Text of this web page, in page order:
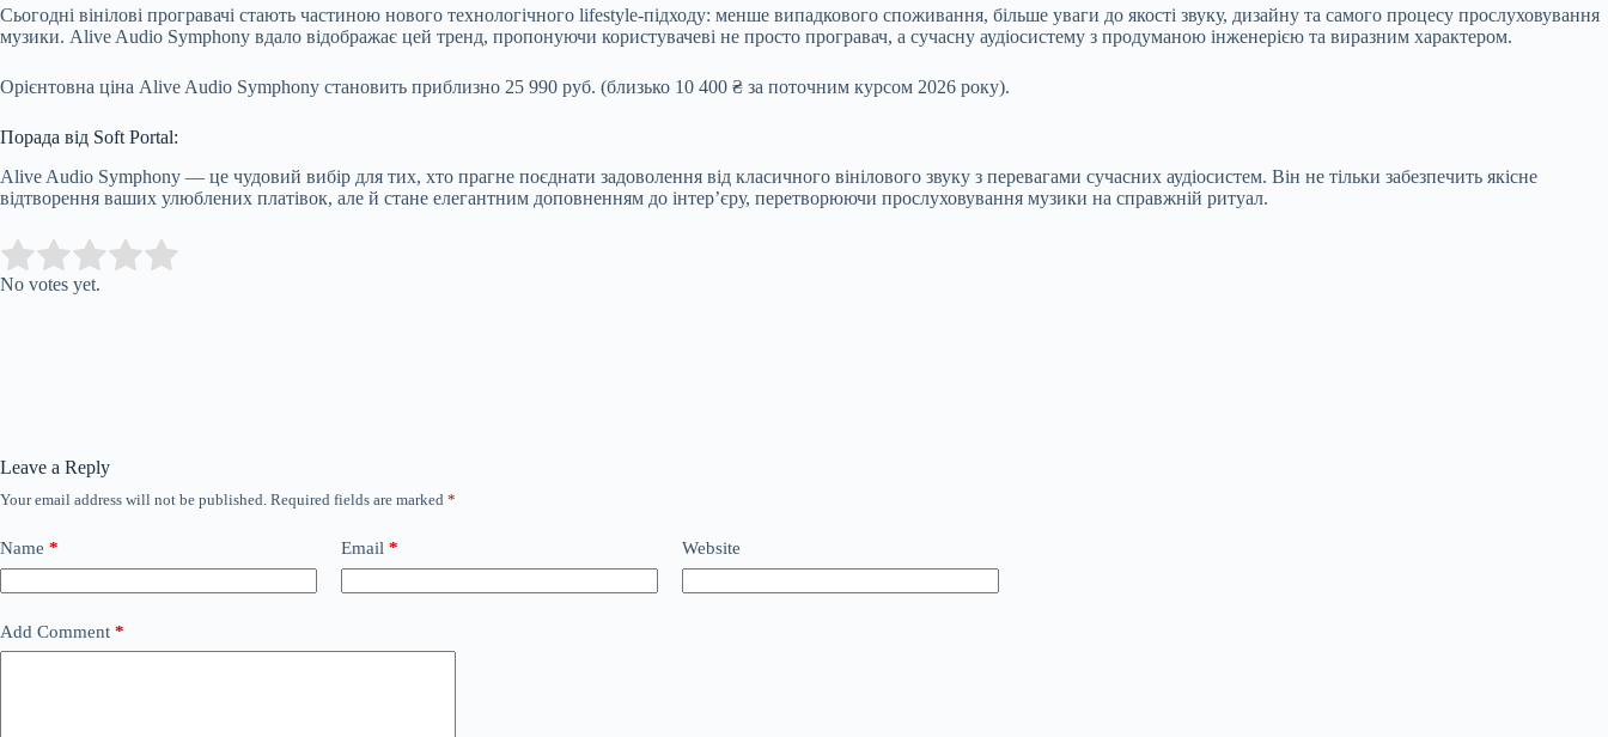
Сьогодні вінілові програвачі стають частиною нового технологічного lifestyle-підходу: менше випадкового споживання, більше уваги до якості звуку, дизайну та самого процесу прослуховування
музики. Alive Audio Symphony вдало відображає цей тренд, пропонуючи користувачеві не просто програвач, а сучасну аудіосистему з продуманою інженерією та виразним характером.
Орієнтовна ціна Alive Audio Symphony становить приблизно 25 990 руб. (близько 10 400 ₴ за поточним курсом 2026 року).
Порада від Soft Portal:
Alive Audio Symphony — це чудовий вибір для тих, хто прагне поєднати задоволення від класичного вінілового звуку з перевагами сучасних аудіосистем. Він не тільки забезпечить якісне
відтворення ваших улюблених платівок, але й стане елегантним доповненням до інтер’єру, перетворюючи прослуховування музики на справжній ритуал.
Rate this item:
No votes yet.
Leave a Reply
Your email address will not be published. Required fields are marked *
Name * Email * Website
Add Comment *